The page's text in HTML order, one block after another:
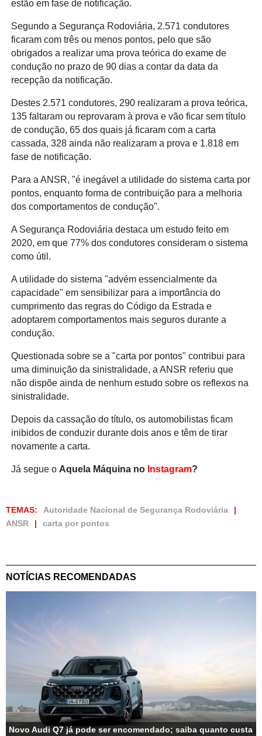
estão em fase de notificação.
Segundo a Segurança Rodoviária, 2.571 condutores
ficaram com três ou menos pontos, pelo que são
obrigados a realizar uma prova teórica do exame de
condução no prazo de 90 dias a contar da data da
recepção da notificação.
Destes 2.571 condutores, 290 realizaram a prova teórica,
135 faltaram ou reprovaram à prova e vão ficar sem título
de condução, 65 dos quais já ficaram com a carta
cassada, 328 ainda não realizaram a prova e 1.818 em
fase de notificação.
Para a ANSR, "é inegável a utilidade do sistema carta por
pontos, enquanto forma de contribuição para a melhoria
dos comportamentos de condução".
A Segurança Rodoviária destaca um estudo feito em
2020, em que 77% dos condutores consideram o sistema
como útil.
A utilidade do sistema "advém essencialmente da
capacidade" em sensibilizar para a importância do
cumprimento das regras do Código da Estrada e
adoptarem comportamentos mais seguros durante a
condução.
Questionada sobre se a "carta por pontos" contribui para
uma diminuição da sinistralidade, a ANSR referiu que
não dispõe ainda de nenhum estudo sobre os reflexos na
sinistralidade.
Depois da cassação do título, os automobilistas ficam
inibidos de conduzir durante dois anos e têm de tirar
novamente a carta.
Já segue o Aquela Máquina no Instagram?
TEMAS:
Autoridade Nacional de Segurança Rodoviária
ANSR
carta por pontos
NOTÍCIAS RECOMENDADAS
Novo Audi Q7 já pode ser encomendado; saiba quanto custa